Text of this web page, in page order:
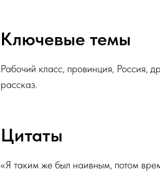
Ключевые темы
Рабочий класс, провинция, Россия,
рассказ.
Цитаты
«Я таким же был наивным, потом